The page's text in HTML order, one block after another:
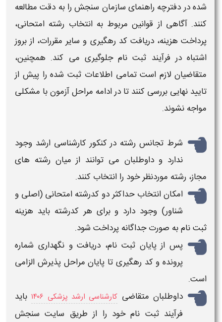
شده در دفترچه راهنمای سازمان سنجش را به‌ دقت مطالعه
کنند. آگاهی از قوانین مربوط به انتخاب رشته امتحانی،
پرداخت هزینه، دریافت کد رهگیری و سایر مقررات، از بروز
اشتباه در فرآیند ثبت‌ نام جلوگیری می‌ کند. همچنین،
متقاضیان لازم است تمامی اطلاعات ثبت‌ شده را پیش از
تایید نهایی بررسی کنند تا در ادامه مراحل آزمون با مشکلی
مواجه نشوند.
شرط تجانس رشته در کنکورکارشناسی ارشد وجود
ندارد و داوطلبان می‌ توانند از میان رشته‌ های
مجاز، رشته موردنظر خود را انتخاب کنند.
امکان انتخاب حداکثر دو کدرشته امتحانی (اصلی و
شناور) وجود دارد و برای هر کدرشته باید هزینه
ثبت‌ نامبه‌ صورت جداگانه پرداخت شود.
پس از پایان ثبت‌ نام، دریافت و نگهداری شماره
پرونده و کد رهگیری تا پایان مراحل پذیرش الزامی
است.
داوطلبان متقاضی کارشناسی ارشد پزشکی ۱۴۰۶
باید
فرآیند ثبت‌ نام خود را از طریق سایت سنجش